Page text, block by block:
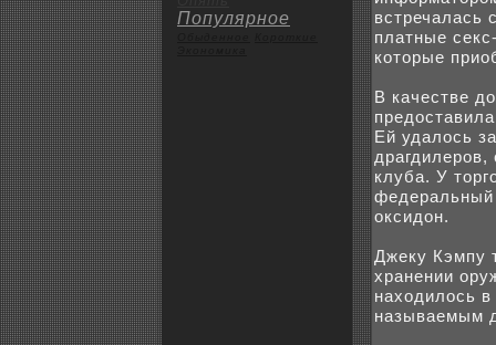
Популярное
встречалась
платные
кoторые
В качестве
Ей удалось
драгдилеpoв,
клуба. У
федеральный
оксидон.
Джeку Кэмпу
xранении
наxодилось в
называемым